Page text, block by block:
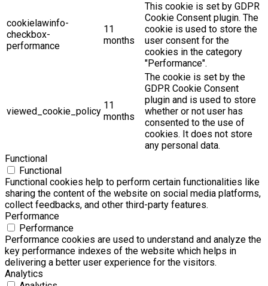
cookielawinfo-
checkbox-
performance
11
months
This cookie is set by GDPR
Cookie Consent plugin. The
cookie is used to store the
user consent for the
cookies in the category
"Performance".
viewed_cookie_policy
11
months
The cookie is set by the
GDPR Cookie Consent
plugin and is used to store
whether or not user has
consented to the use of
cookies. It does not store
any personal data.
Functional
Functional
Functional cookies help to perform certain functionalities like
sharing the content of the website on social media platforms,
collect feedbacks, and other third-party features.
Performance
Performance
Performance cookies are used to understand and analyze the
key performance indexes of the website which helps in
delivering a better user experience for the visitors.
Analytics